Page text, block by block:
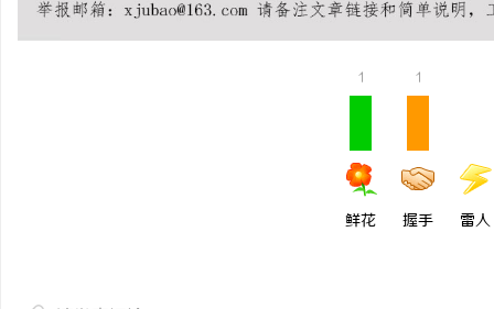
1
鲜花
1
握手 雷人